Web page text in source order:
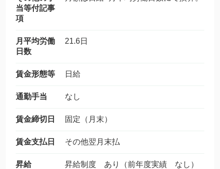
当等付記事
項
月平均労働
日数
21.6日
賃金形態等 日給
通勤手当 なし
賃金締切日 固定（月末）
賃金支払日 その他翌月末払
昇給 昇給制度 あり（前年度実績 なし）